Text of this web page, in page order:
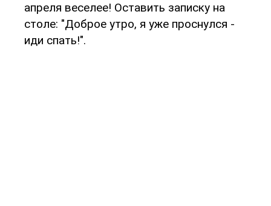
апреля веселее! Оставить записку на
столе: "Доброе утро, я уже проснулся -
иди спать!".